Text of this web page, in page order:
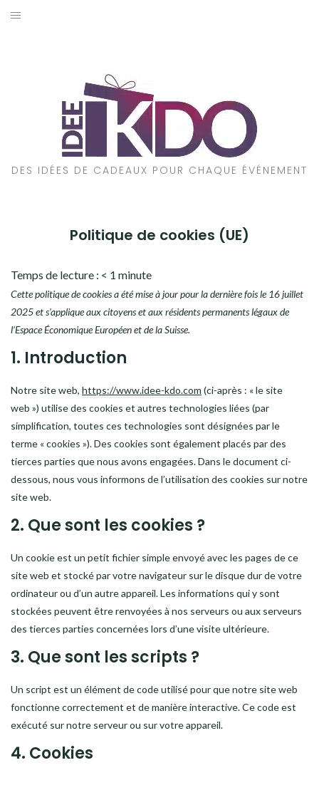
Aller
DES IDÉES DE CADEAUX POUR CHAQUE ÉVÉNEMENT
Politique de cookies (UE)
Temps de lecture : < 1 minute
Cette politique de cookies a été mise à jour pour la dernière fois le 16 juillet
2025 et s’applique aux citoyens et aux résidents permanents légaux de
l’Espace Économique Européen et de la Suisse.
1. Introduction
Notre site web, https://www.idee-kdo.com (ci-après : « le site
web ») utilise des cookies et autres technologies liées (par
simplification, toutes ces technologies sont désignées par le
terme « cookies »). Des cookies sont également placés par des
tierces parties que nous avons engagées. Dans le document ci-
dessous, nous vous informons de l’utilisation des cookies sur notre
site web.
2. Que sont les cookies ?
Un cookie est un petit fichier simple envoyé avec les pages de ce
site web et stocké par votre navigateur sur le disque dur de votre
ordinateur ou d’un autre appareil. Les informations qui y sont
stockées peuvent être renvoyées à nos serveurs ou aux serveurs
des tierces parties concernées lors d’une visite ultérieure.
3. Que sont les scripts ?
Un script est un élément de code utilisé pour que notre site web
fonctionne correctement et de manière interactive. Ce code est
exécuté sur notre serveur ou sur votre appareil.
4. Cookies
CADEAUX PAR STYLE
POUR QUI EST CE CADEAU ?
A PROPOS